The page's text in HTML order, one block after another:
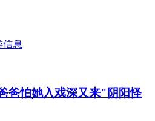
信息
爸怕她入戏深又来"阴阳怪